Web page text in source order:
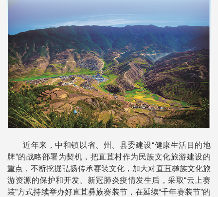
近年来，中和镇以省、州、县委建设“健康生活目的地
牌”的战略部署为契机，把直苴村作为民族文化旅游建设的
重点，不断挖掘弘扬传承赛装文化，加大对直苴彝族文化旅
游资源的保护和开发。新冠肺炎疫情发生后，采取“云上赛
装”方式持续举办好直苴彝族赛装节，在延续“千年赛装节”的